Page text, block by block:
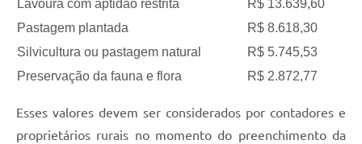
Lavoura com aptidão restrita
R$ 13.639,60
Pastagem plantada
R$ 8.618,30
Silvicultura ou pastagem natural
R$ 5.745,53
Preservação da fauna e flora
R$ 2.872,77
Esses valores devem ser considerados por contadores e
proprietários rurais no momento do preenchimento da